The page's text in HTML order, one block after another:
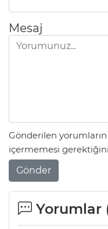
Mesaj
Gönderilen
içermemesi gerektiğini
Gönder
Yorumlar